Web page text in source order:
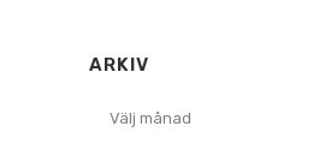
ARKIV
Arkiv